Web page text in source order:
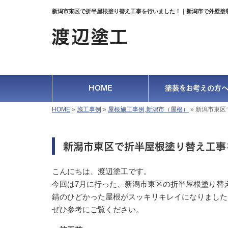
新潟市東区で折半屋根塗り替え工事を行いました！｜新潟市で外壁塗
HOME 塗装をお考えの方へ
HOME » 施工事例 » 屋根施工事例 ,新潟市（屋根） » 新潟市東
新潟市東区で折半屋根塗り替え工
こんにちは、渡辺塗工です。
今回は7月に行った、新潟市東区の折半屋根塗り
錆のひどかった屋根がスッキリキレイになりまし
ぜひ参考にご覧ください。